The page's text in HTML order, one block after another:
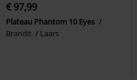
€ 97,99
Plateau Phantom 10 Eyes
Brandit
Laars